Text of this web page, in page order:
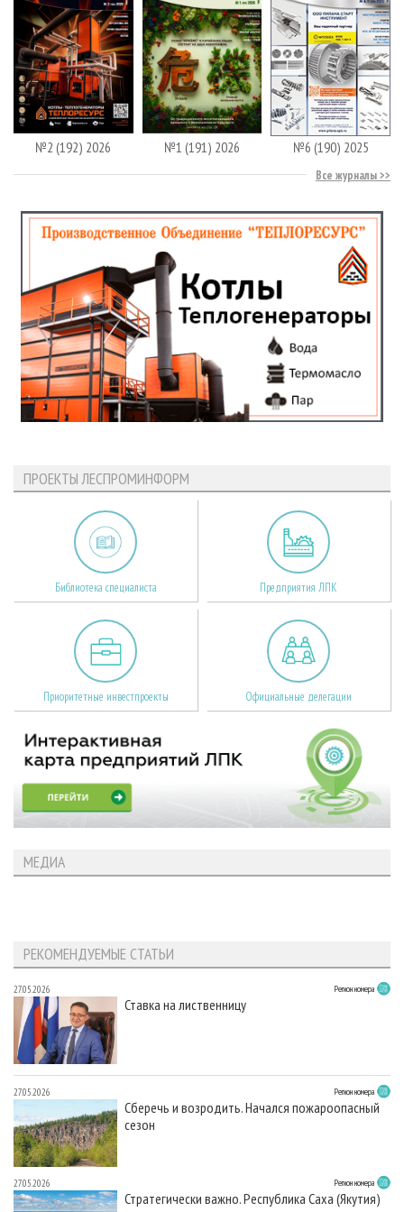
№2 (192) 2026 №1 (191) 2026 №6 (190) 2025
Все журналы
ПРОЕКТЫ ЛЕСПРОМИНФОРМ
Библиотека специалиста Предприятия ЛПК
Приоритетные инвестпроекты Официальные делегации
МЕДИА
РЕКОМЕНДУЕМЫЕ СТАТЬИ
27.05.2026 Регион номера
Ставка на лиственницу
27.05.2026 Регион номера
Сберечь и возродить. Начался пожароопасный
сезон
27.05.2026 Регион номера
Стратегически важно. Республика Саха (Якутия)